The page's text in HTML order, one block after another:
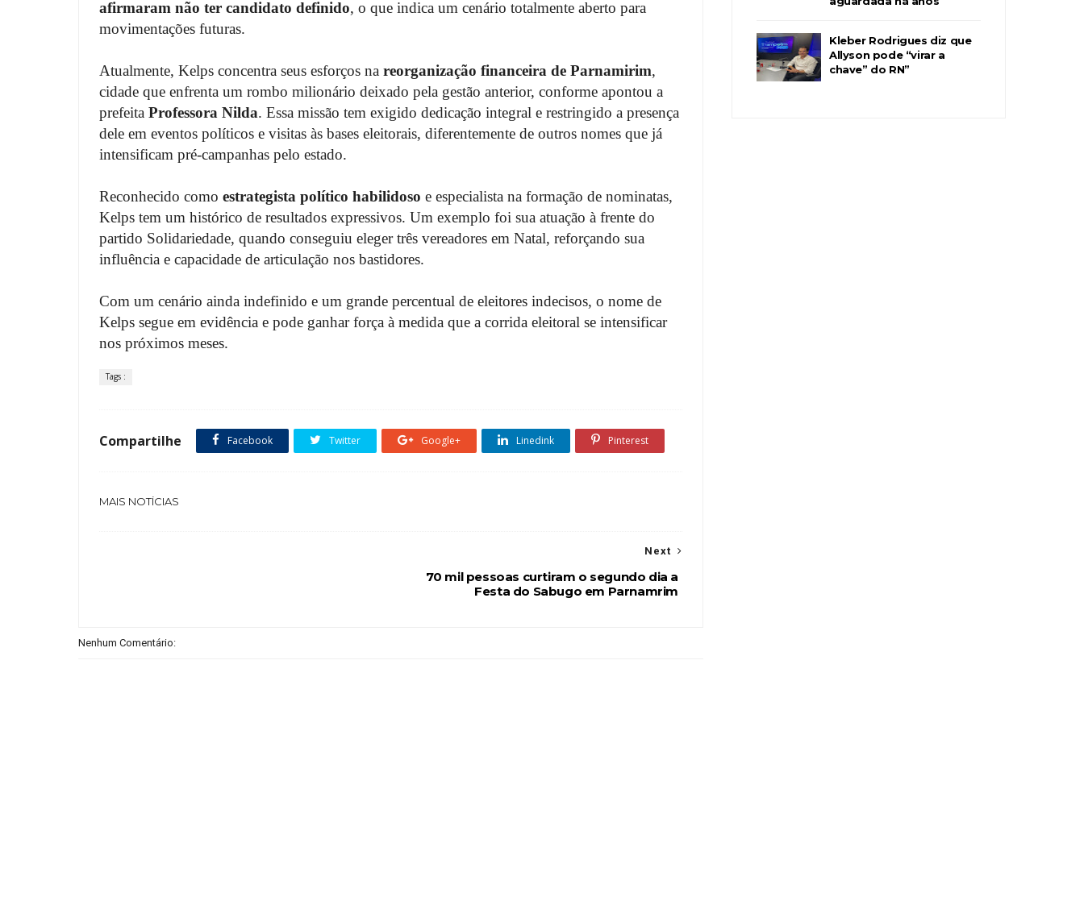
afirmaram não ter candidato definido, o que indica um cenário totalmente aberto para
movimentações futuras.
Atualmente, Kelps concentra seus esforços na reorganização financeira de Parnamirim,
cidade que enfrenta um rombo milionário deixado pela gestão anterior, conforme apontou a
prefeita Professora Nilda. Essa missão tem exigido dedicação integral e restringido a presença
dele em eventos políticos e visitas às bases eleitorais, diferentemente de outros nomes que já
intensificam pré-campanhas pelo estado.
Reconhecido como estrategista político habilidoso e especialista na formação de nominatas,
Kelps tem um histórico de resultados expressivos. Um exemplo foi sua atuação à frente do
partido Solidariedade, quando conseguiu eleger três vereadores em Natal, reforçando sua
influência e capacidade de articulação nos bastidores.
Com um cenário ainda indefinido e um grande percentual de eleitores indecisos, o nome de
Kelps segue em evidência e pode ganhar força à medida que a corrida eleitoral se intensificar
nos próximos meses.
Tags :
Compartilhe Facebook Twitter Google+ Linedink Pinterest
MAIS NOTÍCIAS
Next
70 mil pessoas curtiram o segundo dia a
Festa do Sabugo em Parnamrim
Nenhum Comentário:
Kleber Rodrigues diz que
Allyson pode “virar a
chave” do RN”